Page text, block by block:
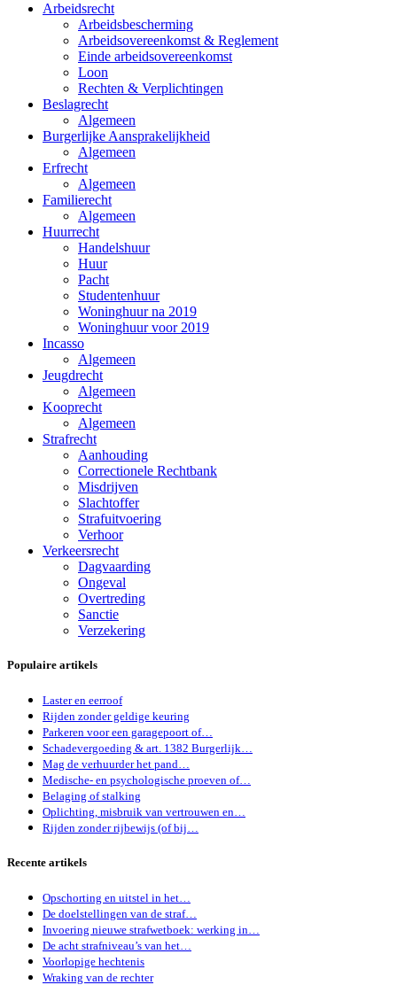
Arbeidsrecht
Arbeidsbescherming
Arbeidsovereenkomst & Reglement
Einde arbeidsovereenkomst
Loon
Rechten & Verplichtingen
Beslagrecht
Algemeen
Burgerlijke Aansprakelijkheid
Algemeen
Erfrecht
Algemeen
Familierecht
Algemeen
Huurrecht
Handelshuur
Huur
Pacht
Studentenhuur
Woninghuur na 2019
Woninghuur voor 2019
Incasso
Algemeen
Jeugdrecht
Algemeen
Kooprecht
Algemeen
Strafrecht
Aanhouding
Correctionele Rechtbank
Misdrijven
Slachtoffer
Strafuitvoering
Verhoor
Verkeersrecht
Dagvaarding
Ongeval
Overtreding
Sanctie
Verzekering
Populaire artikels
Laster en eerroof
Rijden zonder geldige keuring
Parkeren voor een garagepoort of…
Schadevergoeding & art. 1382 Burgerlijk…
Mag de verhuurder het pand…
Medische- en psychologische proeven of…
Belaging of stalking
Oplichting, misbruik van vertrouwen en…
Rijden zonder rijbewijs (of bij…
Recente artikels
Opschorting en uitstel in het…
De doelstellingen van de straf…
Invoering nieuwe strafwetboek: werking in…
De acht strafniveau’s van het…
Voorlopige hechtenis
Wraking van de rechter